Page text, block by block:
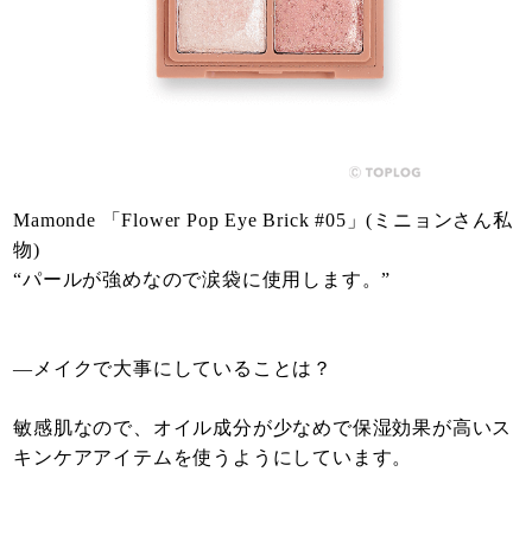
Mamonde 「Flower Pop Eye Brick #05」(ミニョンさん私
物)
“パールが強めなので涙袋に使用します。”
—メイクで大事にしていることは？
敏感肌なので、オイル成分が少なめで保湿効果が高いス
キンケアアイテムを使うようにしています。